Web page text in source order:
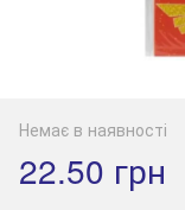
Немає в наявності
22.50 грн